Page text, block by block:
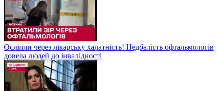
Осліпли через лікарську халатність! Недбалість офтальмологів
довела людей до інвалідності